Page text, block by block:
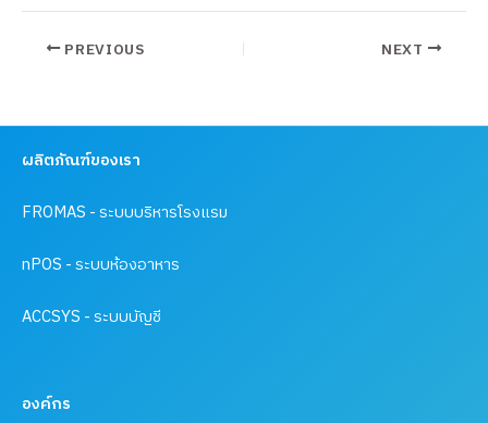
PREVIOUS NEXT
ผลิตภัณฑ์ของเรา
FROMAS - ระบบบริหารโรงแรม
nPOS - ระบบห้องอาหาร
ACCSYS - ระบบบัญชี
องค์กร